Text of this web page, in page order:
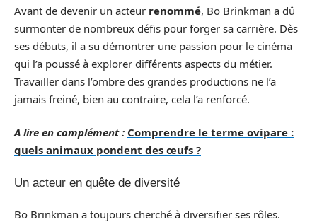
Avant de devenir un acteur renommé, Bo Brinkman a dû
surmonter de nombreux défis pour forger sa carrière. Dès
ses débuts, il a su démontrer une passion pour le cinéma
qui l’a poussé à explorer différents aspects du métier.
Travailler dans l’ombre des grandes productions ne l’a
jamais freiné, bien au contraire, cela l’a renforcé.
A lire en complément : Comprendre le terme ovipare :
quels animaux pondent des œufs ?
Un acteur en quête de diversité
Bo Brinkman a toujours cherché à diversifier ses rôles.